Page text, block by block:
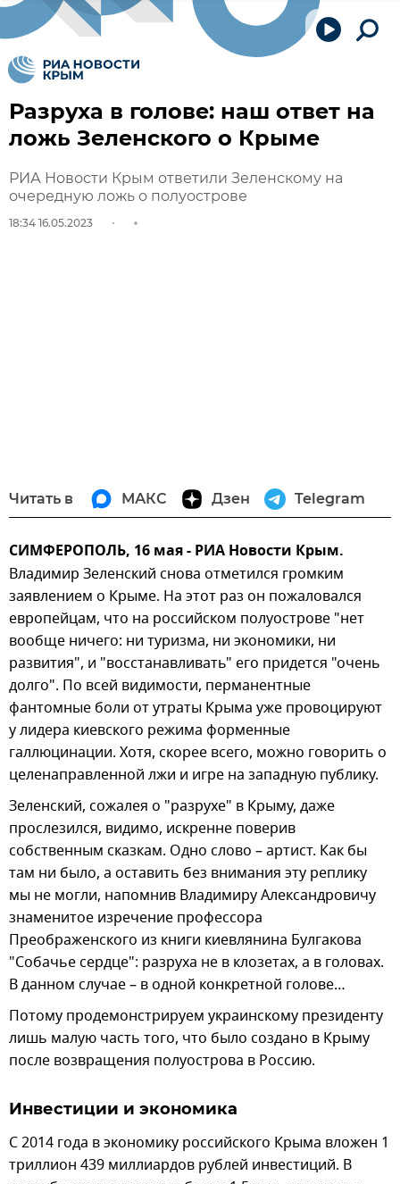
Разруха в голове: наш ответ на
ложь Зеленского о Крыме
РИА Новости Крым ответили Зеленскому на
очередную ложь о полуострове
18:34 16.05.2023
Читать в МАКС Дзен Telegram
СИМФЕРОПОЛЬ, 16 мая - РИА Новости Крым.
Владимир Зеленский снова отметился громким
заявлением о Крыме. На этот раз он пожаловался
европейцам, что на российском полуострове "нет
вообще ничего: ни туризма, ни экономики, ни
развития", и "восстанавливать" его придется "очень
долго". По всей видимости, перманентные
фантомные боли от утраты Крыма уже провоцируют
у лидера киевского режима форменные
галлюцинации. Хотя, скорее всего, можно говорить о
целенаправленной лжи и игре на западную публику.
Зеленский, сожалея о "разрухе" в Крыму, даже
прослезился, видимо, искренне поверив
собственным сказкам. Одно слово – артист. Как бы
там ни было, а оставить без внимания эту реплику
мы не могли, напомнив Владимиру Александровичу
знаменитое изречение профессора
Преображенского из книги киевлянина Булгакова
"Собачье сердце": разруха не в клозетах, а в головах.
В данном случае – в одной конкретной голове…
Потому продемонстрируем украинскому президенту
лишь малую часть того, что было создано в Крыму
после возвращения полуострова в Россию.
Инвестиции и экономика
С 2014 года в экономику российского Крыма вложен 1
триллион 439 миллиардов рублей инвестиций. В